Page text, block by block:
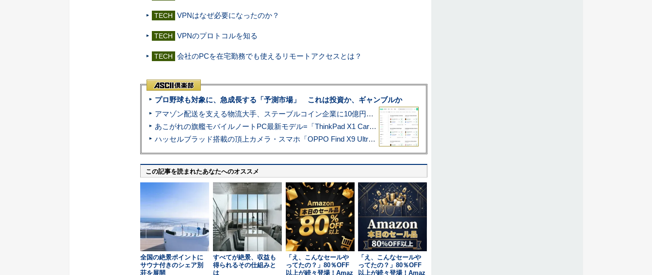
TECH VPNはなぜ必要になったのか？
TECH VPNのプロトコルを知る
TECH 会社のPCを在宅勤務でも使えるリモートアクセスとは？
プロ野球も対象に、急成長する「予測市場」 これは投資か、ギャンブルか
アマゾン配送を支える物流大手、ステーブルコイン企業に10億円投資のワケ
あこがれの旗艦モバイルノートPC最新モデル=「ThinkPad X1 Carbon Gen 14 Aura Edition」実機レビュー
ハッセルブラッド搭載の頂上カメラ・スマホ「OPPO Find X9 Ultra」実写レビュー=プロが本気で徹底撮影しました!!
この記事を読まれたあなたへのオススメ
全国の絶景ポイントに
サウナ付きのシェア別
荘を展開
すべてが絶景、収益も
得られるその仕組みと
は
「え、こんなセールや
ってたの？」80％OFF
以上が続々登場！Amaz
「え、こんなセールや
ってたの？」80％OFF
以上が続々登場！Amaz